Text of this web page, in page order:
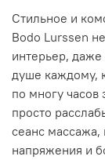
Стильное и
Bodo Lurssen
интерьер,
душе каждому,
по многу
просто
сеанс
напряжения и